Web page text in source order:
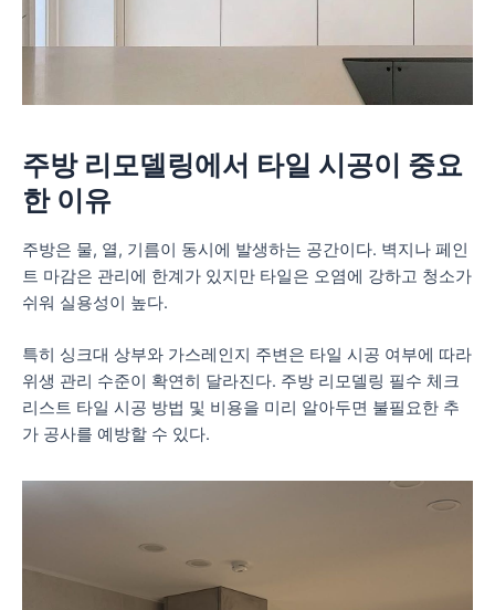
주방 리모델링에서 타일 시공이 중요
한 이유
주방은 물, 열, 기름이 동시에 발생하는 공간이다. 벽지나 페인
트 마감은 관리에 한계가 있지만 타일은 오염에 강하고 청소가
쉬워 실용성이 높다.
특히 싱크대 상부와 가스레인지 주변은 타일 시공 여부에 따라
위생 관리 수준이 확연히 달라진다. 주방 리모델링 필수 체크
리스트 타일 시공 방법 및 비용을 미리 알아두면 불필요한 추
가 공사를 예방할 수 있다.